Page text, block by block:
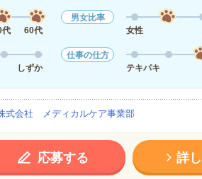
代 60代
男女比率
女性
しずか
仕事の仕方
テキパキ
式会社 メディカルケア事業部
応募する 詳